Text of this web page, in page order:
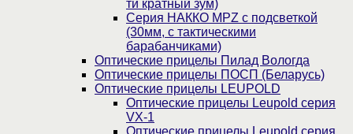
ти кратный зум)
Серия НАККО MPZ с подсветкой
(30мм, c тактическими
барабанчиками)
Оптические прицелы Пилад Вологда
Оптические прицелы ПОСП (Беларусь)
Оптические прицелы LEUPOLD
Оптические прицелы Leupold серия
VX-1
Оптические прицелы Leupold серия